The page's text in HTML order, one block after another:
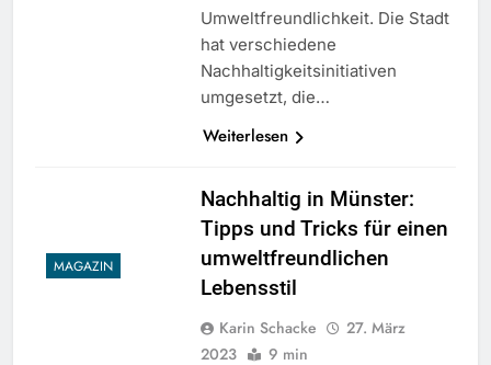
Umweltfreundlichkeit. Die Stadt
hat verschiedene
Nachhaltigkeitsinitiativen
umgesetzt, die…
Weiterlesen
MAGAZIN
Nachhaltig in Münster:
Tipps und Tricks für einen
umweltfreundlichen
Lebensstil
Karin Schacke
27. März
2023
9 min